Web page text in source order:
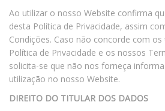
Ao utilizar o nosso Website confirma
desta Política de Privacidade, assim
Condições. Caso não concorde com
Política de Privacidade e os nossos
solicita-se que não nos forneça
utilização no nosso Website.
DIREITO DO TITULAR DOS DADOS